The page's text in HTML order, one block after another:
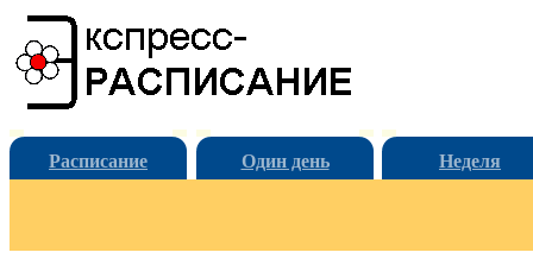
Расписание Один день Неделя